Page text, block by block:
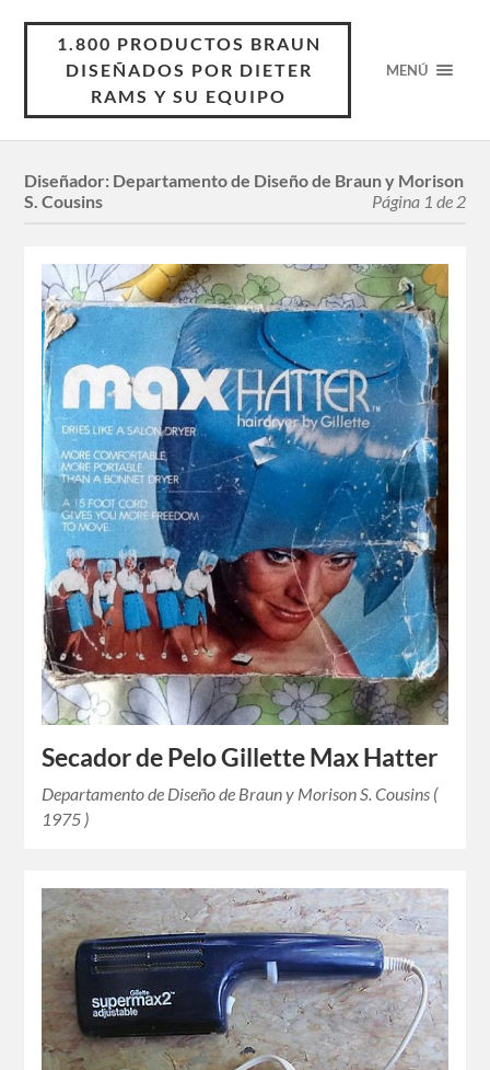
1.800 PRODUCTOS BRAUN
DISEÑADOS POR DIETER
RAMS Y SU EQUIPO
MENÚ
Diseñador: Departamento de Diseño de Braun y Morison
S. Cousins
Página 1 de 2
Secador de Pelo Gillette Max Hatter
Departamento de Diseño de Braun y Morison S. Cousins (
1975 )